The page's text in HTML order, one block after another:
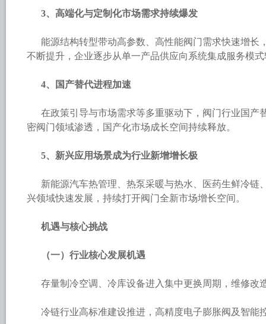
3、高端化与定制化市场需求持续爆发
能源结构转型带动高参数、高性能阀门需求快速增长
不断提升，企业逐步从单一产品供应向系统集成服务模
4、国产替代进程加速
在政策引导与市场需求等多重驱动下，阀门行业国产
密阀门领域渗透，国产化市场成长空间持续释放。
5、新兴应用场景成为行业新增增长极
新能源汽车热管理、热泵采暖与热水、医药生鲜冷链
兴领域快速发展，持续打开阀门全新市场增长空间。
机遇与核心挑战
（一）行业核心发展机遇
存量制冷空调、冷库设备进入集中更换周期，维修改
冷链行业高标准建设推进，高精度电子膨胀阀及智能